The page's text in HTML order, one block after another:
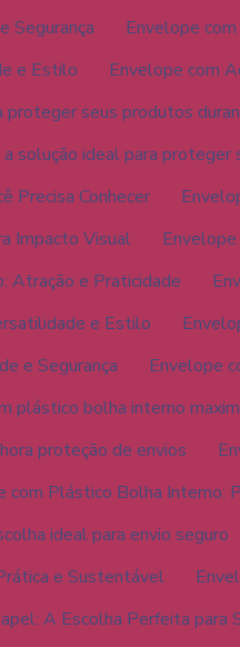
Segurança
Envelope
e Estilo
Envelope com
seus produtos
solução ideal para
Precisa Conhecer
Impacto Visual
Envelope
Atração e Praticidade
e Estilo
e Segurança
Envelope
plástico bolha interno
proteção de envios
com Plástico Bolha Interno:
ideal para envio seguro
e Sustentável
A Escolha Perfeita para